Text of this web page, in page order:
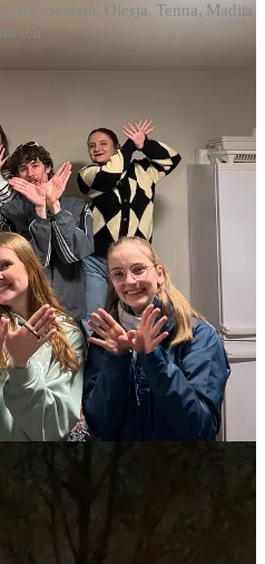
Severin, Olesja, Tenna, Madita
ich